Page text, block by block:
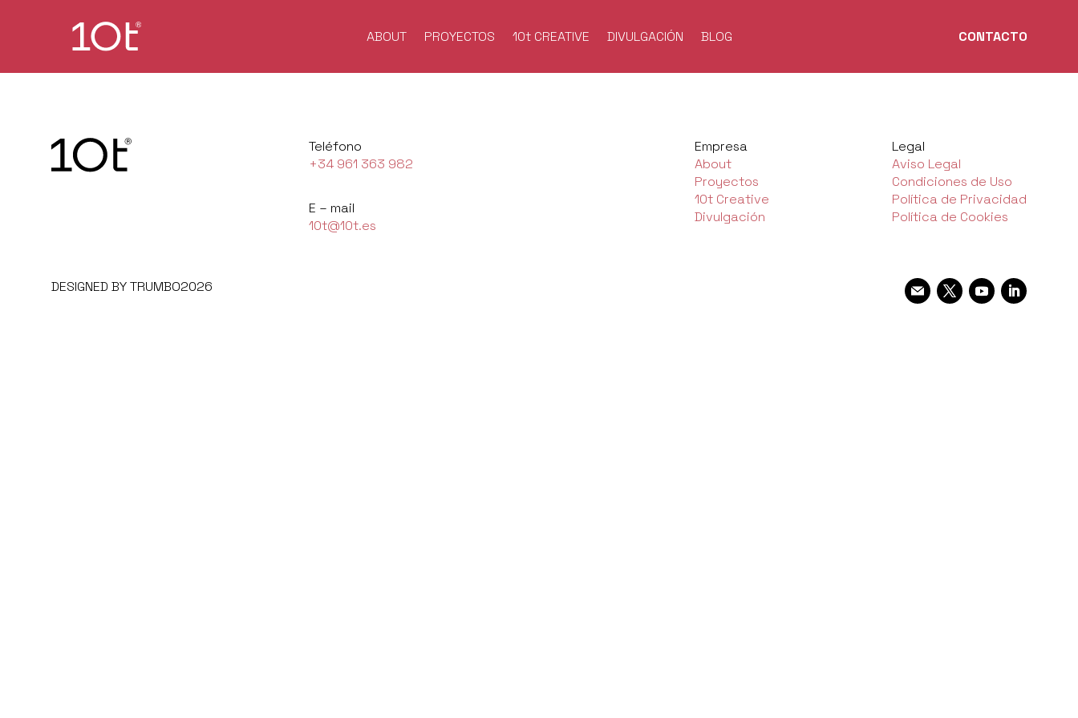
ABOUT PROYECTOS 10t CREATIVE DIVULGACIÓN BLOG CONTACTO
Teléfono
+34 961 363 982
E – mail
10t@10t.es
Empresa
About
Proyectos
10t Creative
Divulgación
Legal
Aviso Legal
Condiciones de Uso
Política de Privacidad
Política de Cookies
DESIGNED BY TRUMBO2026